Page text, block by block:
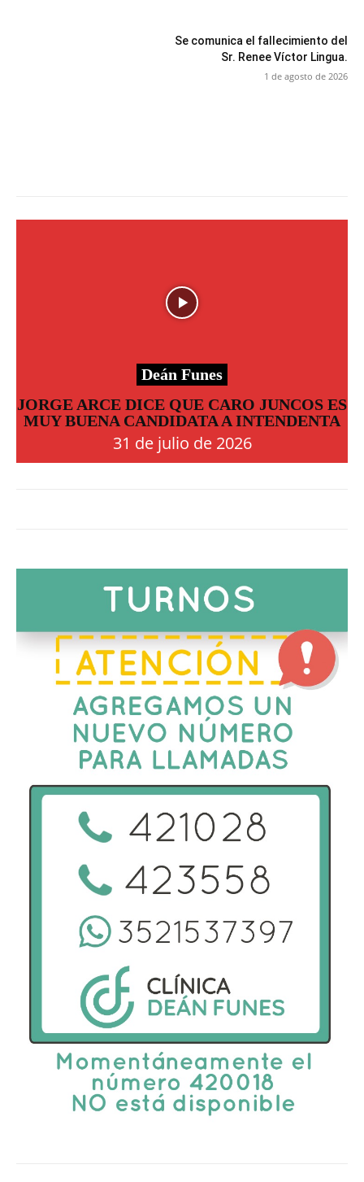
Se comunica el fallecimiento del
Sr. Renee Víctor Lingua.
1 de agosto de 2026
Deán Funes
JORGE ARCE DICE QUE CARO JUNCOS ES
MUY BUENA CANDIDATA A INTENDENTA
31 de julio de 2026